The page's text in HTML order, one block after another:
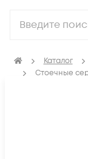
Каталог
Стоечные